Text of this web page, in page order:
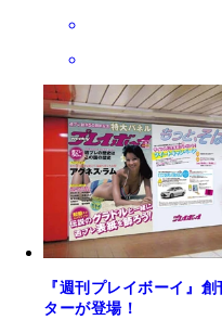
『週刊プレイボーイ』
ターが登場！